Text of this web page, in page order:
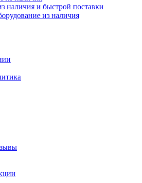
наличия и быстрой поставки